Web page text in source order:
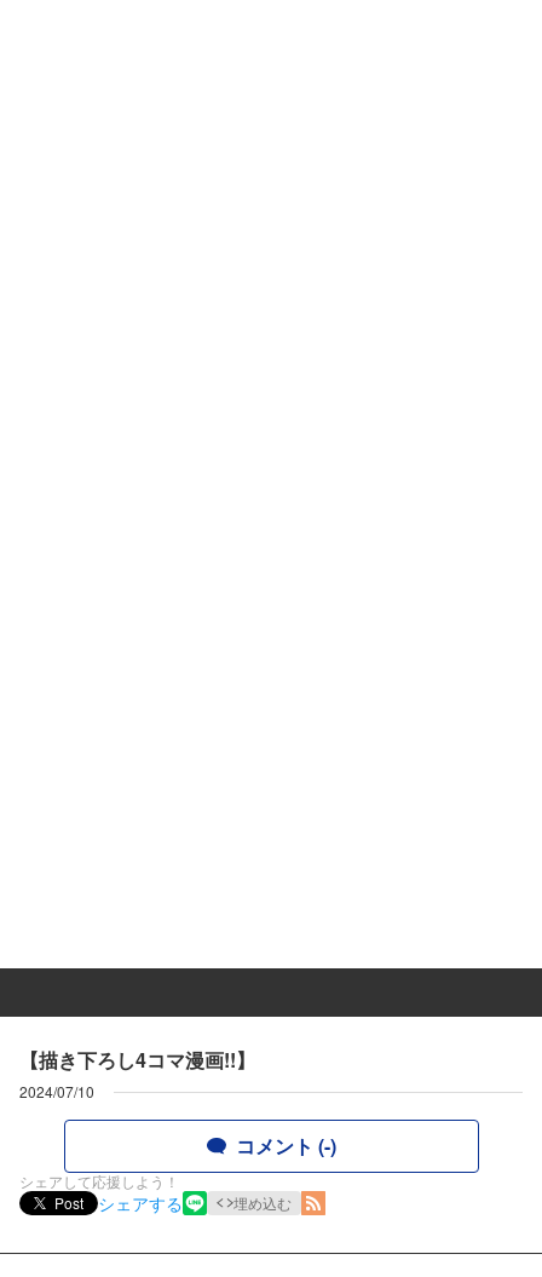
【描き下ろし4コマ漫画!!】
2024/07/10
コメント (-)
シェアして応援しよう！
Post
シェアする 埋め込む